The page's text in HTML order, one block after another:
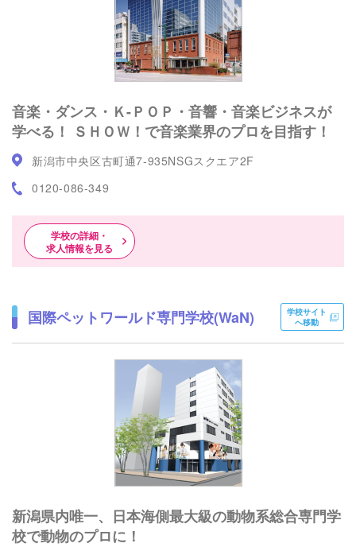
音楽・ダンス・Ｋ-ＰＯＰ・音響・音楽ビジネスが
学べる！ ＳＨＯＷ！で音楽業界のプロを目指す！
新潟市中央区古町通7-935NSGスクエア2F
0120-086-349
学校の詳細・
求人情報を見る
国際ペットワールド専門学校(WaN)
学校サイト
へ移動
新潟県内唯一、日本海側最大級の動物系総合専門学
校で動物のプロに！